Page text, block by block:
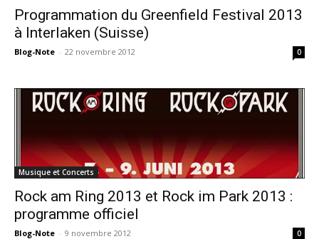
Programmation du Greenfield Festival 2013
à Interlaken (Suisse)
Blog-Note - 22 novembre 2012 0
Musique et Concerts
Rock am Ring 2013 et Rock im Park 2013 :
programme officiel
Blog-Note - 9 novembre 2012 0